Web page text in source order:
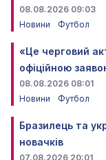
08.08.2026 09:03
Новини
Футбол
«Це черговий
офіційною
08.08.2026 08:01
Новини
Футбол
Бразилець та
новачків
07.08.2026 20:01